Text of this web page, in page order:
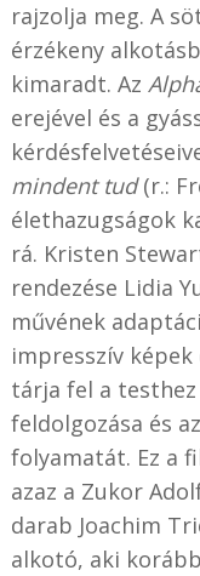
rajzolja meg. A
érzékeny
kimaradt. Az
erejével és a
mindent tud(r.:
élethazugságok
rá. Kristen
rendezése Lidia
művének
impresszív
tárja fel a
feldolgozása és
folyamatát. Ez a
azaz a Zukor
darab Joachim
alkotó, aki